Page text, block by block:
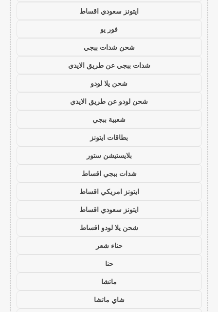
ايتونز سعودي اقساط
فور يو
شحن شدات ببجي
شدات ببجي عن طريق الايدي
شحن يلا لودو
شحن لودو عن طريق الايدي
شعبية ببجي
بطاقات ايتونز
بلايستيشن ستور
شدات ببجي اقساط
ايتونز امريكي اقساط
ايتونز سعودي اقساط
شحن يلا لودو اقساط
حناء شعر
حنا
ماتشا
شاي ماتشا